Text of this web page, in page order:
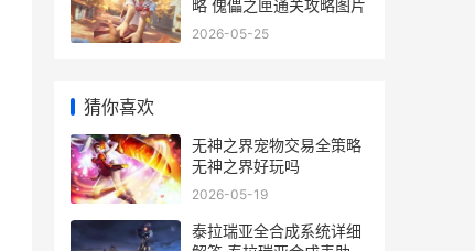
略 傀儡之匣通关攻略图片
2026-05-25
猜你喜欢
无神之界宠物交易全策略
无神之界好玩吗
2026-05-19
泰拉瑞亚全合成系统详细